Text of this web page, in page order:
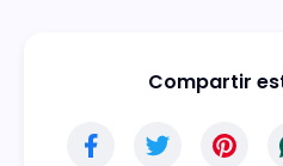
Compartir